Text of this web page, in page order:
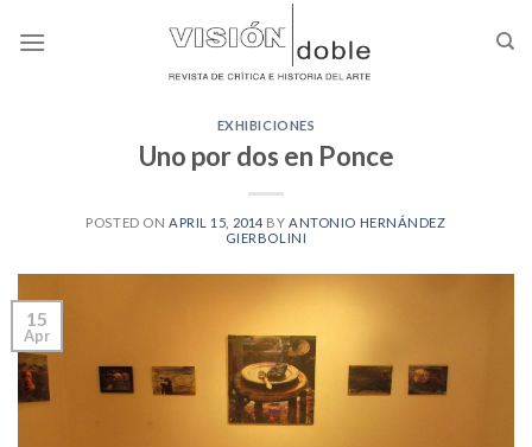
EXHIBICIONES
Uno por dos en Ponce
POSTED ON APRIL 15, 2014 BY ANTONIO HERNÁNDEZ
GIERBOLINI
15
Apr